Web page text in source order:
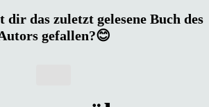
das zuletzt gelesene Buch des
gefallen?😊